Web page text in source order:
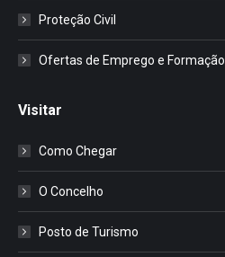
Proteção Civil
Ofertas de Emprego e Formação
Visitar
Como Chegar
O Concelho
Posto de Turismo